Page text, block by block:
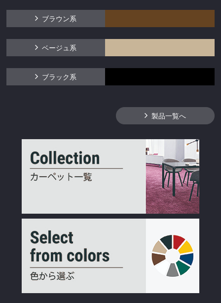
ブラウン系
ベージュ系
ブラック系
製品一覧へ